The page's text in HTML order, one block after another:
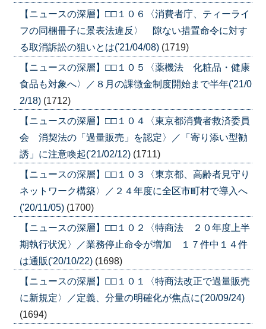
【ニュースの深層】□□１０６〈消費者庁、ティーライ
フの同梱冊子に景表法違反〉 隙ない措置命令に対す
る取消訴訟の狙いとは('21/04/08) (1719)
【ニュースの深層】□□１０５〈薬機法 化粧品・健康
食品も対象へ〉／８月の課徴金制度開始まで半年('21/0
2/18) (1712)
【ニュースの深層】□□１０４〈東京都消費者救済委員
会 消契法の「過量販売」を認定〉／「寄り添い型勧
誘」に注意喚起('21/02/12) (1711)
【ニュースの深層】□□１０３〈東京都、高齢者見守り
ネットワーク構築〉／２４年度に全区市町村で導入へ
('20/11/05) (1700)
【ニュースの深層】□□１０２〈特商法 ２０年度上半
期執行状況〉／業務停止命令が増加 １７件中１４件
は通販('20/10/22) (1698)
【ニュースの深層】□□１０１〈特商法改正で過量販売
に新規定〉／定義、分量の明確化が焦点に('20/09/24)
(1694)